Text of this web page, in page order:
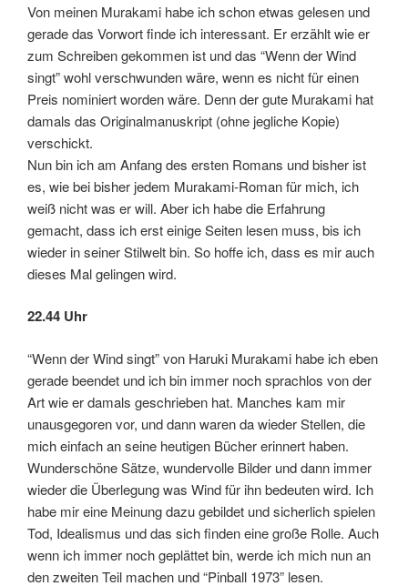
Von meinen Murakami habe ich schon etwas gelesen und
gerade das Vorwort finde ich interessant. Er erzählt wie er
zum Schreiben gekommen ist und das “Wenn der Wind
singt” wohl verschwunden wäre, wenn es nicht für einen
Preis nominiert worden wäre. Denn der gute Murakami hat
damals das Originalmanuskript (ohne jegliche Kopie)
verschickt.
Nun bin ich am Anfang des ersten Romans und bisher ist
es, wie bei bisher jedem Murakami-Roman für mich, ich
weiß nicht was er will. Aber ich habe die Erfahrung
gemacht, dass ich erst einige Seiten lesen muss, bis ich
wieder in seiner Stilwelt bin. So hoffe ich, dass es mir auch
dieses Mal gelingen wird.
22.44 Uhr
“Wenn der Wind singt” von Haruki Murakami habe ich eben
gerade beendet und ich bin immer noch sprachlos von der
Art wie er damals geschrieben hat. Manches kam mir
unausgegoren vor, und dann waren da wieder Stellen, die
mich einfach an seine heutigen Bücher erinnert haben.
Wunderschöne Sätze, wundervolle Bilder und dann immer
wieder die Überlegung was Wind für ihn bedeuten wird. Ich
habe mir eine Meinung dazu gebildet und sicherlich spielen
Tod, Idealismus und das sich finden eine große Rolle. Auch
wenn ich immer noch geplättet bin, werde ich mich nun an
den zweiten Teil machen und “Pinball 1973” lesen.